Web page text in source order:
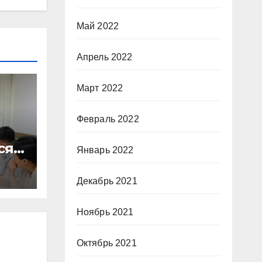
Май 2022
Апрель 2022
Март 2022
Февраль 2022
Январь 2022
Декабрь 2021
Ноябрь 2021
Октябрь 2021